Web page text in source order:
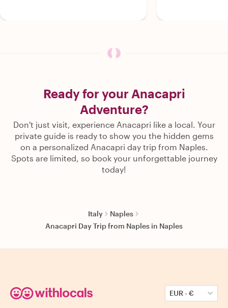
Ready for your Anacapri
Adventure?
Don't just visit, experience Anacapri like a local. Your
private guide is ready to show you the hidden gems
on a personalized Anacapri day trip from Naples.
Spots are limited, so book your unforgettable journey
today!
Italy
Naples
Anacapri Day Trip from Naples in Naples
EUR-€